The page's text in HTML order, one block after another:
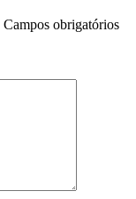
Campos obrigatórios